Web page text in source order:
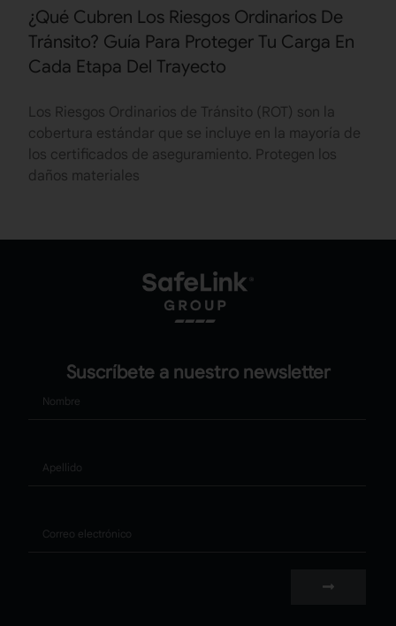
¿Qué Cubren Los Riesgos Ordinarios De
Tránsito? Guía Para Proteger Tu Carga En
Cada Etapa Del Trayecto
Los Riesgos Ordinarios de Tránsito (ROT) son la
cobertura estándar que se incluye en la mayoría de
los certificados de aseguramiento. Protegen los
daños materiales
Suscríbete a nuestro newsletter
Nombre